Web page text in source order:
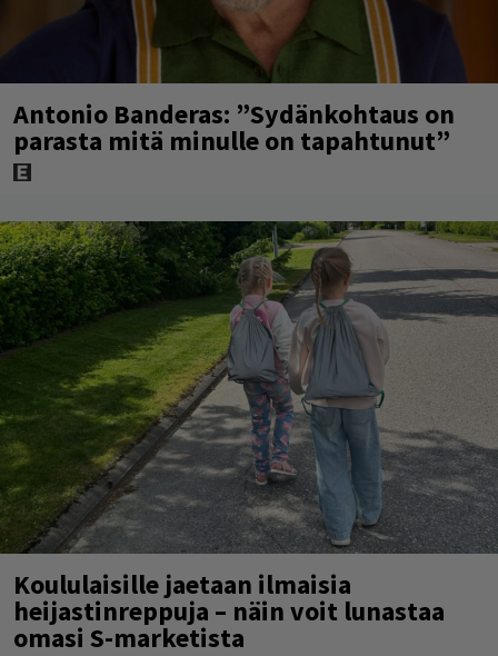
Antonio Banderas: ”Sydänkohtaus on
parasta mitä minulle on tapahtunut”
Koululaisille jaetaan ilmaisia
heijastinreppuja – näin voit lunastaa
omasi S-marketista